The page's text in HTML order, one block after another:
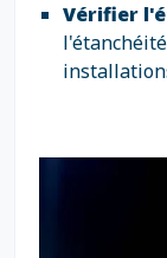
Vérifier